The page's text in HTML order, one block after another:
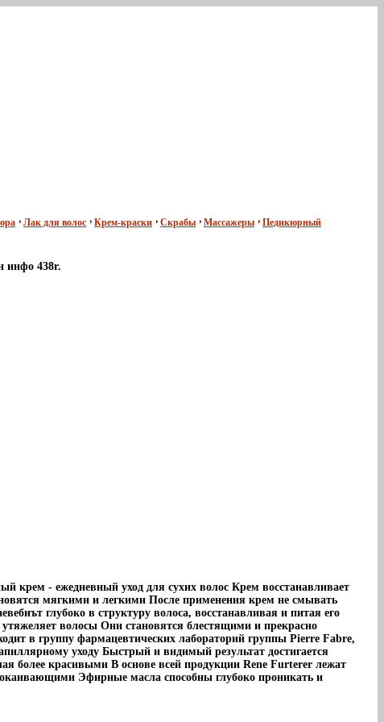
Лак для волос Крем-краски Скрабы Массажеры
Педикюрный
инфо 438r.
крем - ежедневный уход для сухих волос Крем восстанавливает
мягкими и легкими После применения крем не смывать
глубоко в структуру волоса, восстанавливая и питая его
волосы Они становятся блестящими и прекрасно
в группу фармацевтических лабораторий группы Pierre Fabre,
уходу Быстрый и видимый результат достигается
более красивыми В основе всей продукции Rene Furterer лежат
Эфирные масла способны глубоко проникать и